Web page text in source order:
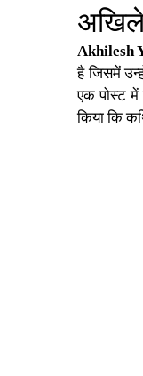
Akhilesh
है जिसमें
एक पोस्ट में
किया कि